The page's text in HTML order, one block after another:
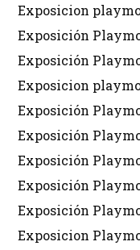
Exposicion
Exposición
Exposición
Exposicion
Exposición
Exposición
Exposición
Exposición
Exposición
Exposicion